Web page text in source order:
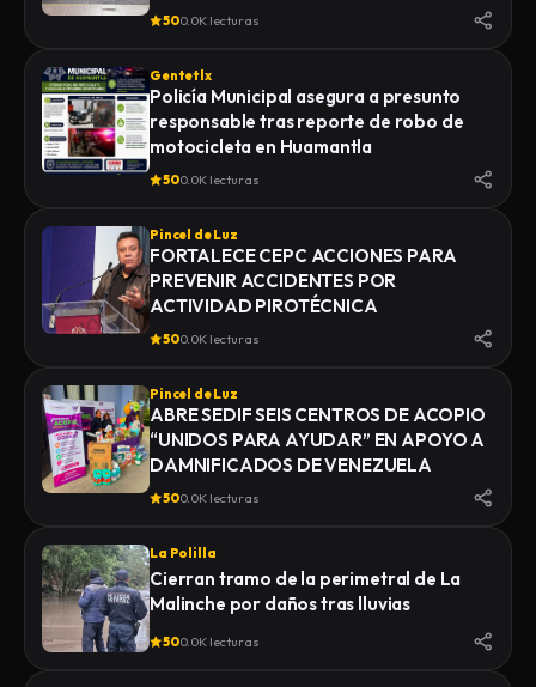
500.0K lecturas
Gentetlx
Policía Municipal asegura a presunto
responsable tras reporte de robo de
motocicleta en Huamantla
500.0K lecturas
Pincel de Luz
FORTALECE CEPC ACCIONES PARA
PREVENIR ACCIDENTES POR
ACTIVIDAD PIROTÉCNICA
500.0K lecturas
Pincel de Luz
ABRE SEDIF SEIS CENTROS DE ACOPIO
“UNIDOS PARA AYUDAR” EN APOYO A
DAMNIFICADOS DE VENEZUELA
500.0K lecturas
La Polilla
Cierran tramo de la perimetral de La
Malinche por daños tras lluvias
500.0K lecturas